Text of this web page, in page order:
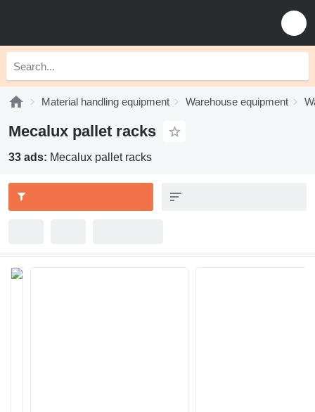
Material handling equipment Warehouse equipment
Mecalux pallet racks
33 ads: Mecalux pallet racks